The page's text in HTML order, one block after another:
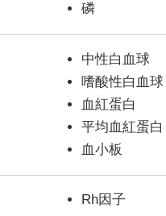
磷
中性白血球
嗜酸性白血球
血紅蛋白
平均血紅蛋白
血小板
Rh因子